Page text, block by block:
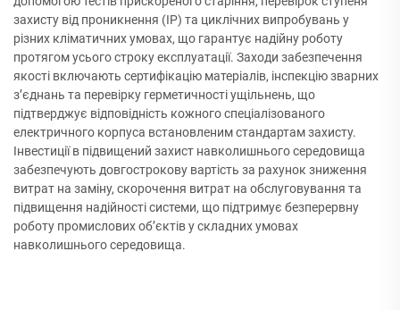
захисту від проникнення (IP) та циклічних випробувань у
різних кліматичних умовах, що гарантує надійну роботу
протягом усього строку експлуатації. Заходи забезпечення
якості включають сертифікацію матеріалів, інспекцію зварних
з’єднань та перевірку герметичності ущільнень, що
підтверджує відповідність кожного спеціалізованого
електричного корпуса встановленим стандартам захисту.
Інвестиції в підвищений захист навколишнього середовища
забезпечують довгострокову вартість за рахунок зниження
витрат на заміну, скорочення витрат на обслуговування та
підвищення надійності системи, що підтримує безперервну
роботу промислових об’єктів у складних умовах
навколишнього середовища.